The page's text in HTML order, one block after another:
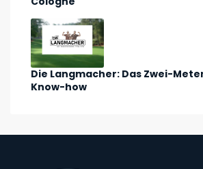
Die Langmacher: Das Zwei-
Know-how